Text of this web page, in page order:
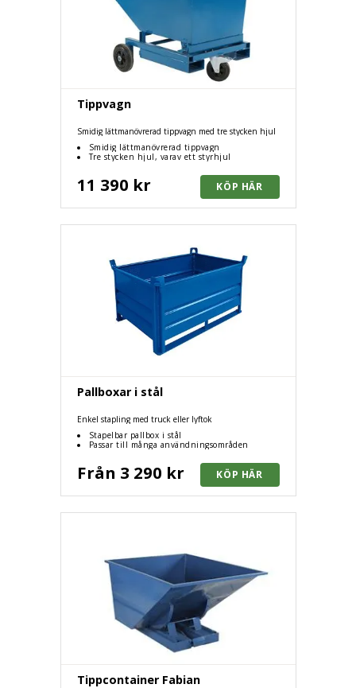
Tippvagn
Smidig lättmanövrerad tippvagn med tre stycken hjul
Smidig lättmanövrerad tippvagn
Tre stycken hjul, varav ett styrhjul
11 390 kr
Pallboxar i stål
Enkel stapling med truck eller lyftok
Stapelbar pallbox i stål
Passar till många användningsområden
Från 3 290 kr
Tippcontainer Fabian